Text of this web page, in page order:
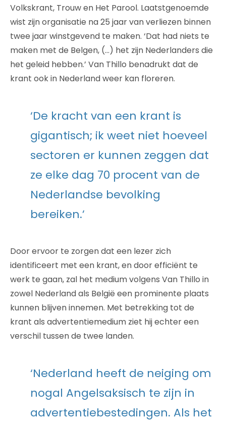
Volkskrant, Trouw en Het Parool. Laatstgenoemde
wist zijn organisatie na 25 jaar van verliezen binnen
twee jaar winstgevend te maken. ‘Dat had niets te
maken met de Belgen, (…) het zijn Nederlanders die
het geleid hebben.’ Van Thillo benadrukt dat de
krant ook in Nederland weer kan floreren.
‘De kracht van een krant is
gigantisch; ik weet niet hoeveel
sectoren er kunnen zeggen dat
ze elke dag 70 procent van de
Nederlandse bevolking
bereiken.’
Door ervoor te zorgen dat een lezer zich
identificeert met een krant, en door efficiënt te
werk te gaan, zal het medium volgens Van Thillo in
zowel Nederland als België een prominente plaats
kunnen blijven innemen. Met betrekking tot de
krant als advertentiemedium ziet hij echter een
verschil tussen de twee landen.
‘Nederland heeft de neiging om
nogal Angelsaksisch te zijn in
advertentiebestedingen. Als het